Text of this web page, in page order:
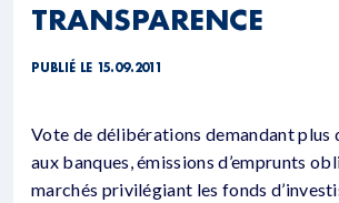
TRANSPARENCE
PUBLIÉ LE 15.09.2011
Vote de délibérations demandant plus
aux banques, émissions d’emprunts
marchés privilégiant les fonds